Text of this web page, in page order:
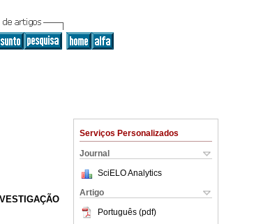
Serviços Personalizados
Journal
SciELO Analytics
Artigo
Português (pdf)